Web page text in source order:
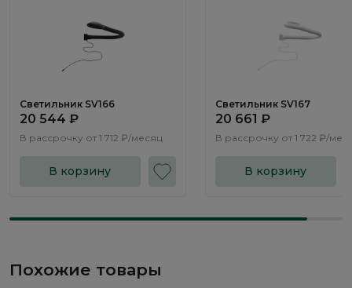
Светильник SV166
20 544 ₽
В рассрочку от 1 712 ₽/месяц
В корзину
Светильник SV167
20 661 ₽
В рассрочку от 1 722 ₽/
В корзину
Похожие товары